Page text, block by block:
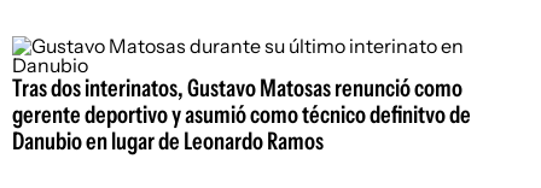
Tras dos interinatos, Gustavo Matosas renunció como
gerente deportivo y asumió como técnico definitvo de
Danubio en lugar de Leonardo Ramos